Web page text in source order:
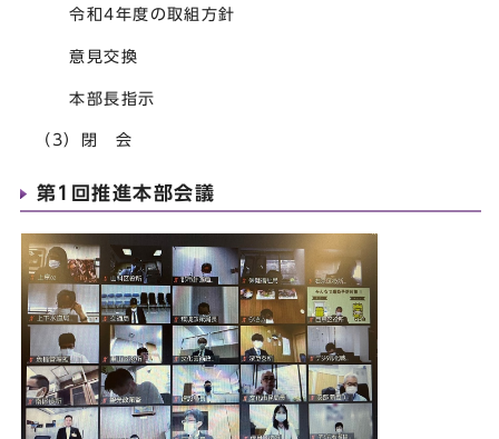
令和4年度の取組方針
意見交換
本部長指示
（3）閉 会
第1回推進本部会議